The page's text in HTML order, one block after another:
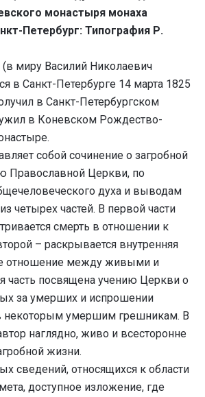
монастыря монаха
Петербург: Типография Р.
миру Василий Николаевич
в Санкт-Петербурге 14 марта 1825
в Санкт-Петербургском
в Коневском Рождество-
собой сочинение о загробной
Православной Церкви, по
духа и выводам
четырех частей. В первой части
смерть в отношении к
– раскрывается внутренняя
отношение между живыми и
часть посвящена учению Церкви о
за умерших и испрошении
некоторым умершим грешникам. В
наглядно, живо и всесторонне
жизни.
сведений, относящихся к области
доступное изложение, где